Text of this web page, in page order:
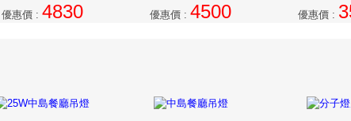
優惠價: 4830
優惠價 : 4500
優惠價 :